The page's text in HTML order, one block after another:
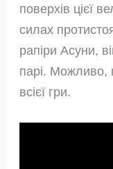
поверхів цієї
силах
рапіри Асуни,
парі. Можливо,
всієї гри.